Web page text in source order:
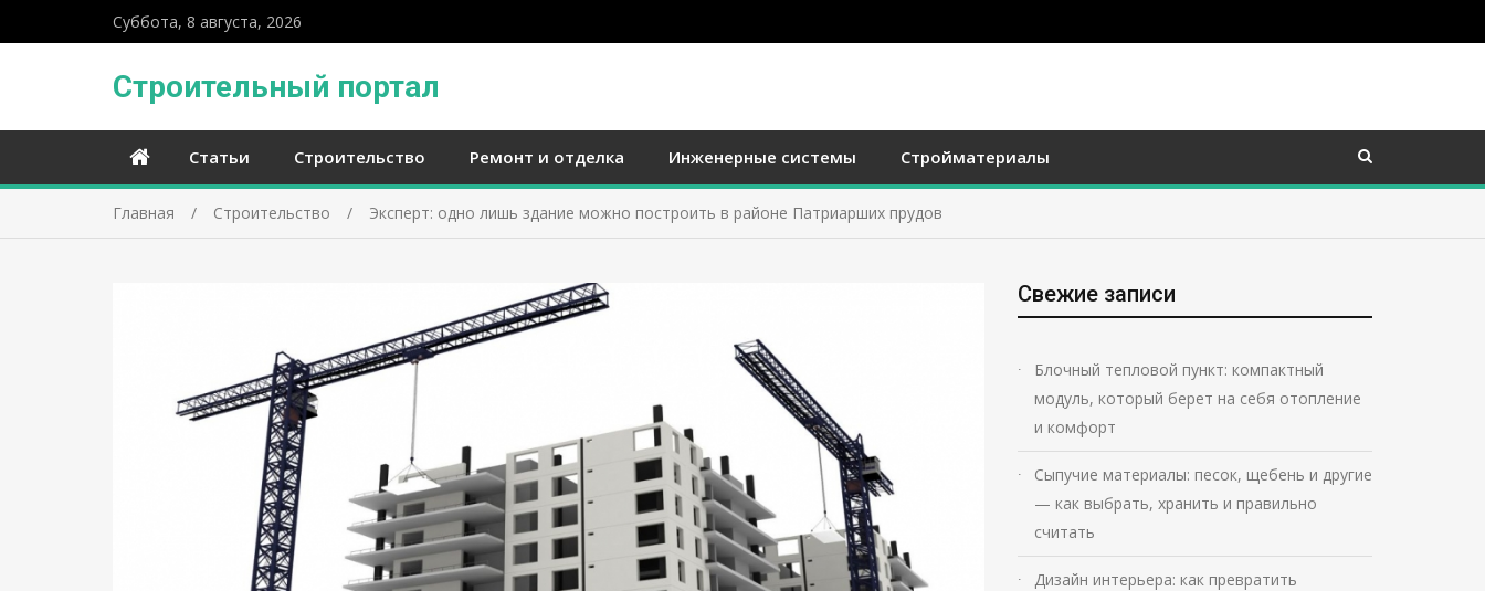
Суббота, 8 августа, 2026
Строительный портал
Статьи Строительство Ремонт и отделка Инженерные системы Стройматериалы
Главная Строительство Эксперт: одно лишь здание можно построить в районе Патриарших прудов
Свежие записи
Блочный тепловой пункт: компактный
модуль, который берет на себя отопление
и комфорт
Сыпучие материалы: песок, щебень и другие
— как выбрать, хранить и правильно
считать
Дизайн интерьера: как превратить